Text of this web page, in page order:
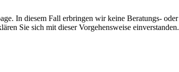
In diesem Fall erbringen wir keine Beratungs- oder
Sie sich mit dieser Vorgehensweise einverstanden.